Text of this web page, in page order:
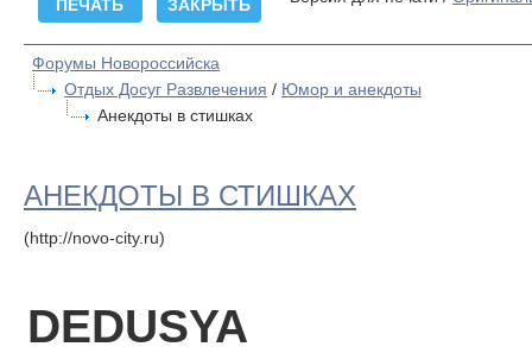
Форумы Новороссийска
Отдых Досуг Развлечения / Юмор и анекдоты
Анекдоты в стишках
АНЕКДОТЫ В СТИШКАХ
(http://novo-city.ru)
DEDUSYA